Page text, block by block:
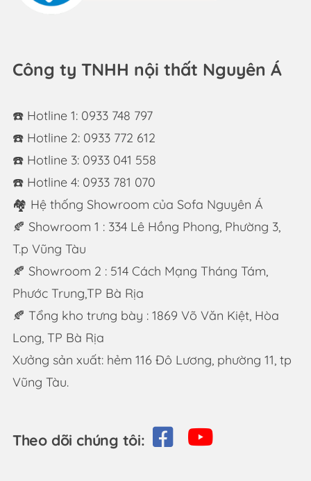
Công ty TNHH nội thất Nguyên Á
☎️ Hotline 1: 0933 748 797
☎️ Hotline 2: 0933 772 612
☎️ Hotline 3: 0933 041 558
☎️ Hotline 4: 0933 781 070
🏘 Hệ thống Showroom của Sofa Nguyên Á
🍂 Showroom 1 : 334 Lê Hồng Phong, Phường 3,
T.p Vũng Tàu
🍂 Showroom 2 : 514 Cách Mạng Tháng Tám,
Phước Trung,TP Bà Rịa
🍂 Tổng kho trưng bày : 1869 Võ Văn Kiệt, Hòa
Long, TP Bà Rịa
Xưởng sản xuất: hẻm 116 Đô Lương, phường 11, tp
Vũng Tàu.
Theo dõi chúng tôi: